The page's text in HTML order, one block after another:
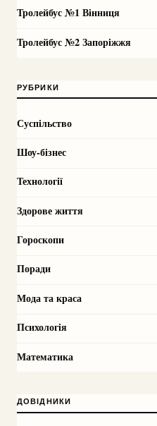
Тролейбус №1 Вінниця
Тролейбус №2 Запоріжжя
РУБРИКИ
Суспільство
Шоу-бізнес
Технології
Здорове життя
Гороскопи
Поради
Мода та краса
Психологія
Математика
ДОВІДНИКИ